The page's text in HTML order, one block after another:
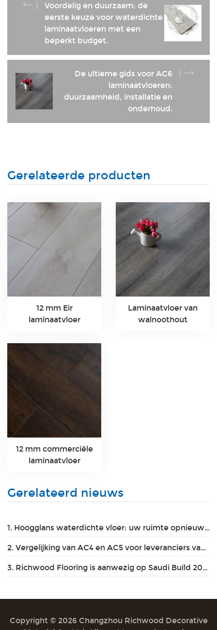
Voordelig en duurzaam: de
eerste keuze voor waterdichte
laminaatvloeren met een
beperkt budget.
De ultieme gids voor AC6
laminaatvloeren:
duurzaamheid, installatie en
onderhoud.
Gerelateerde producten
12 mm Eir
laminaatvloer
Laminaatvloer van
walnoothout
12 mm commerciële
laminaatvloer
Gerelateerd nieuws
1. Hoogglans waterdichte vloer: uw ruimte opnieuw definiëren
2. Vergelijking van AC4 en AC5 voor leveranciers van laminaatvloeren in 2025
3. Richwood Flooring is aanwezig op Saudi Build 2025 van 3 tot en met 6 november 2025.
Copyright © 2026 Changzhou Richwood Decorative